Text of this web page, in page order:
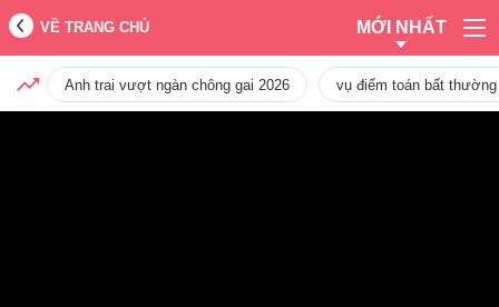
VỀ TRANG CHỦ MỚI NHẤT
Anh trai vượt ngàn chông gai 2026 vụ điểm toán bất